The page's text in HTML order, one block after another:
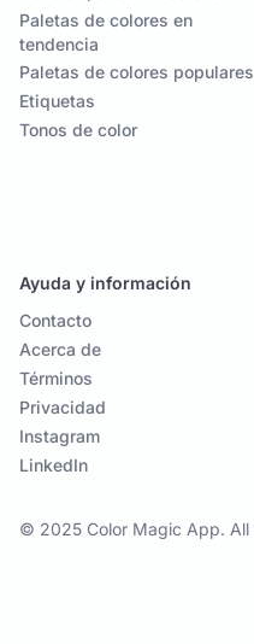
Paletas de colores en
tendencia
Paletas de colores populares
Etiquetas
Tonos de color
Ayuda y información
Contacto
Acerca de
Términos
Privacidad
Instagram
LinkedIn
© 2025 Color Magic App. All